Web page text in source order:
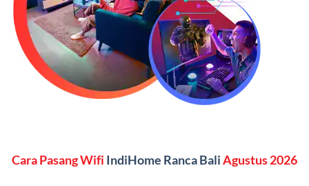
Kelebihan:Paket lengkap untuk pengguna yang
menginginkan internet, komunikasi, dan hiburan
(streaming & TV) dalam satu paket.
Paket Dynamic IP
keluarga, nelpon & SMS semua operator, dan akses
Cara Pasang Wifi IndiHome Ranca BaliAgustus 2026